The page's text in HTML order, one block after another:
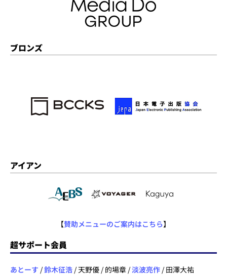
ブロンズ
アイアン
【賛助メニューのご案内はこちら】
超サポート会員
あとーす /鈴木征浩 / 天野優 / 的場章 /淡波亮作 / 田澤大祐